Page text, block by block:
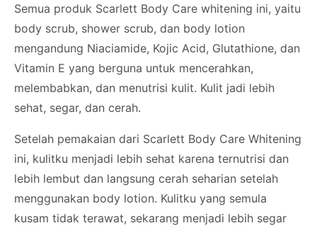
Semua produk Scarlett Body Care whitening ini, yaitu
body scrub, shower scrub, dan body lotion
mengandung Niaciamide, Kojic Acid, Glutathione, dan
Vitamin E yang berguna untuk mencerahkan,
melembabkan, dan menutrisi kulit. Kulit jadi lebih
sehat, segar, dan cerah.
Setelah pemakaian dari Scarlett Body Care Whitening
ini, kulitku menjadi lebih sehat karena ternutrisi dan
lebih lembut dan langsung cerah seharian setelah
menggunakan body lotion. Kulitku yang semula
kusam tidak terawat, sekarang menjadi lebih segar